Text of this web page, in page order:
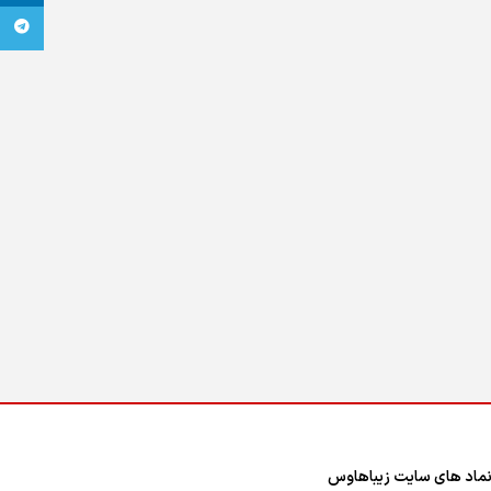
نماد های سایت زیباهاوس
تلگرام